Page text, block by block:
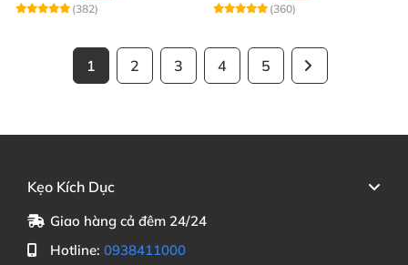
(382)
(360)
1 2 3 4 5
Kẹo Kích Dục
Giao hàng cả đêm 24/24
Hotline: 0938411000